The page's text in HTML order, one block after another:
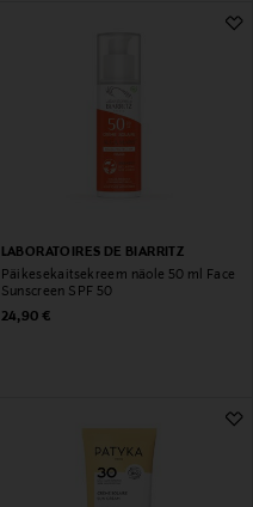
LABORATOIRES DE BIARRITZ
Päikesekaitsekreem näole 50 ml Face
Sunscreen SPF 50
Original Price
24,90 €